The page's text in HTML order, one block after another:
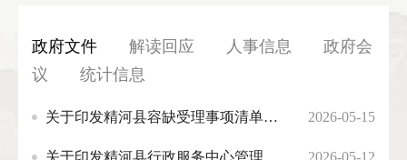
政府文件 解读回应 人事信息
政府会
议
统计信息
2026-05-15
关于印发精河县容缺受理事项清单的通知
2026-05-12
关于印发精河县行政服务中心管理办法（修订案）的通知